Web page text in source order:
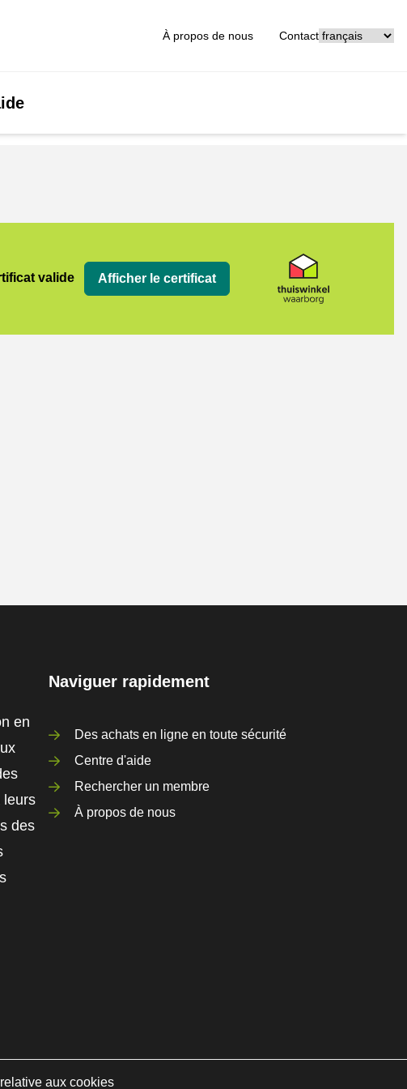
À propos de nous Contact
valide Afficher le certificat
en
leurs
des
Naviguer rapidement
Des achats en ligne en toute sécurité
Centre d'aide
Rechercher un membre
À propos de nous
aux cookies